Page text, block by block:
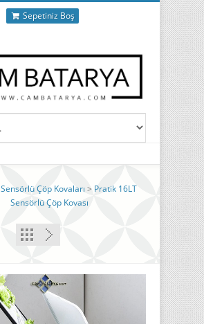
Sepetiniz Boş
Sensörlü Çöp Kovaları > Pratik 16LT
Sensörlü Çöp Kovası